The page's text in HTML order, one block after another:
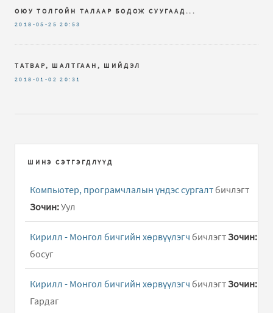
ОЮУ ТОЛГОЙН ТАЛААР БОДОЖ СУУГААД...
2018-05-25 20:53
ТАТВАР, ШАЛТГААН, ШИЙДЭЛ
2018-01-02 20:31
ШИНЭ СЭТГЭГДЛҮҮД
Компьютер, програмчлалын үндэс сургалт бичлэгт
Зочин:Уул
Кирилл - Монгол бичгийн хөрвүүлэгч бичлэгтЗочин:
босуг
Кирилл - Монгол бичгийн хөрвүүлэгч бичлэгтЗочин:
Гардаг